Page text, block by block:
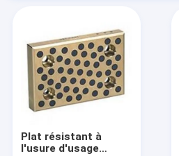
Plat résistant à
l'usure d'usage